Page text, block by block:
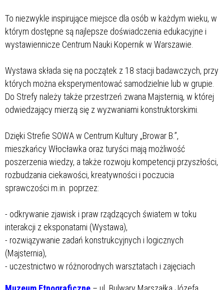
To niezwykle inspirujące miejsce dla osób w każdym wieku, w
którym dostępne są najlepsze doświadczenia edukacyjne i
wystawiennicze Centrum Nauki Kopernik w Warszawie.
Wystawa składa się na początek z 18 stacji badawczych, przy
których można eksperymentować samodzielnie lub w grupie.
Do Strefy należy także przestrzeń zwana Majsternią, w której
odwiedzający mierzą się z wyzwaniami konstruktorskimi.
Dzięki Strefie SOWA w Centrum Kultury „Browar B.”,
mieszkańcy Włocławka oraz turyści mają możliwość
poszerzenia wiedzy, a także rozwoju kompetencji przyszłości,
rozbudzania ciekawości, kreatywności i poczucia
sprawczości m.in. poprzez:
- odkrywanie zjawisk i praw rządzących światem w toku
interakcji z eksponatami (Wystawa),
- rozwiązywanie zadań konstrukcyjnych i logicznych
(Majsternia),
- uczestnictwo w różnorodnych warsztatach i zajęciach